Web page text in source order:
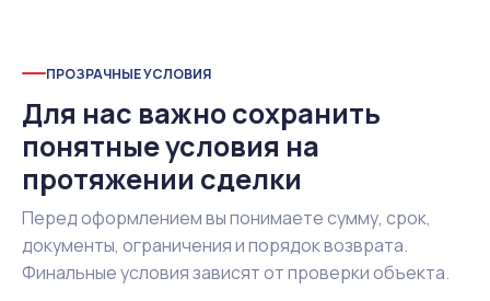
ПРОЗРАЧНЫЕ УСЛОВИЯ
Для нас важно сохранить
понятные условия на
протяжении сделки
Перед оформлением вы понимаете сумму, срок,
документы, ограничения и порядок возврата.
Финальные условия зависят от проверки объекта.